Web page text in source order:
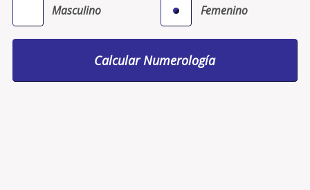
Masculino Femenino